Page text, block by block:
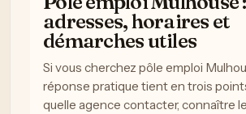
adresses, horaires et
démarches utiles
Si vous cherchez pôle emploi
réponse pratique tient en trois
quelle agence contacter, connaître